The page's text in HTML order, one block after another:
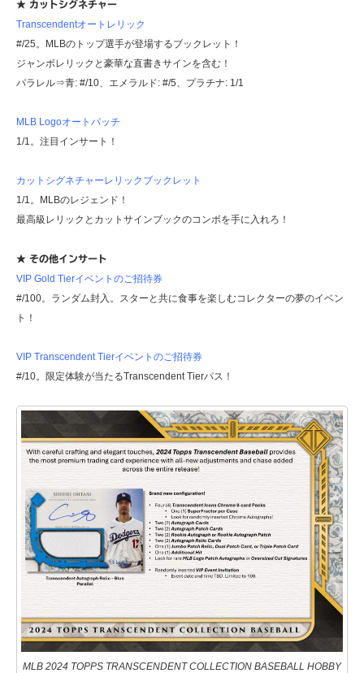
★ カットシグネチャー
Transcendentオートレリック
#/25。MLBのトップ選手が登場するブックレット！
ジャンボレリックと豪華な直書きサインを含む！
パラレル⇒青: #/10、エメラルド: #/5、プラチナ: 1/1
MLB Logoオートパッチ
1/1。注目インサート！
カットシグネチャーレリックブックレット
1/1。MLBのレジェンド！
最高級レリックとカットサインブックのコンボを手に入れろ！
★ その他インサート
VIP Gold Tierイベントのご招待券
#/100。ランダム封入。スターと共に食事を楽しむコレクターの夢のイベン
ト！
VIP Transcendent Tierイベントのご招待券
#/10。限定体験が当たるTranscendent Tierパス！
MLB 2024 TOPPS TRANSCENDENT COLLECTION BASEBALL HOBBY